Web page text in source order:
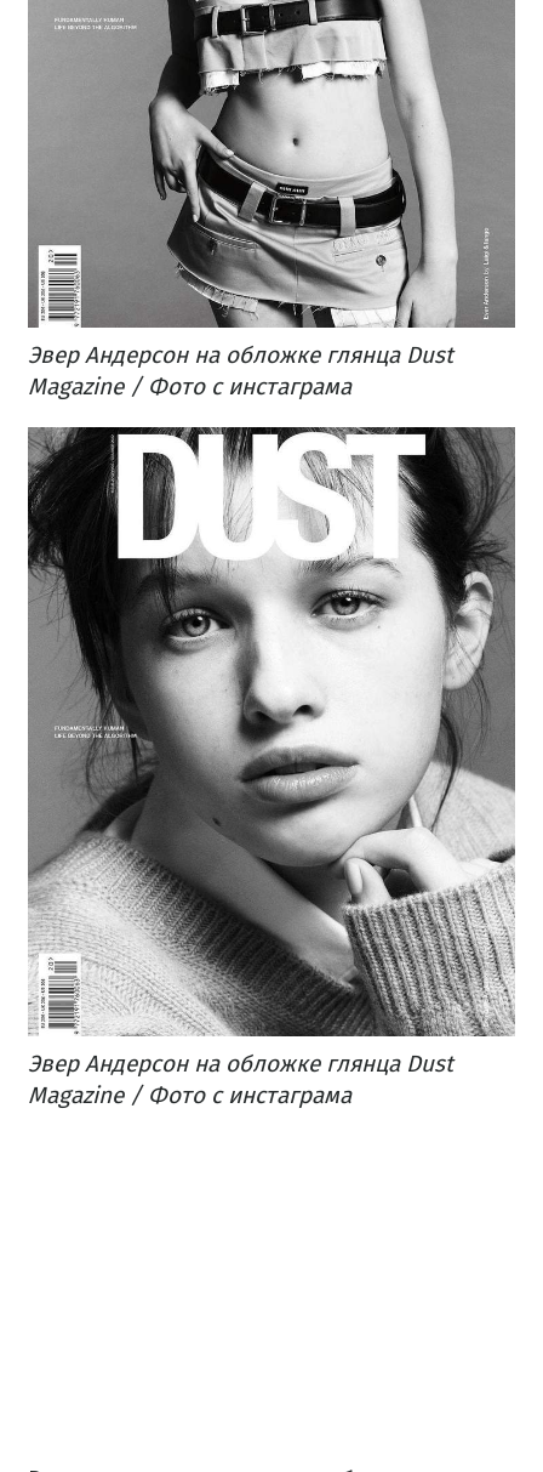
Эвер Андерсон на обложке глянца Dust
Magazine / Фото с инстаграма
Эвер Андерсон на обложке глянца Dust
Magazine / Фото с инстаграма